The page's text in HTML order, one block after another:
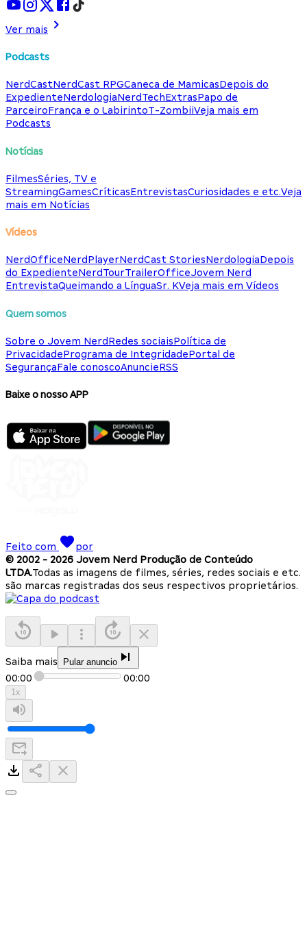
Ver mais
Podcasts
NerdCastNerdCast RPGCaneca de MamicasDepois do
ExpedienteNerdologiaNerdTechExtrasPapo de
ParceiroFrança e o LabirintoT-ZombiiVeja mais em
Podcasts
Notícias
FilmesSéries, TV e
StreamingGamesCríticasEntrevistasCuriosidades e etc.Veja
mais em Notícias
Vídeos
NerdOfficeNerdPlayerNerdCast StoriesNerdologiaDepois
do ExpedienteNerdTourTrailerOfficeJovem Nerd
EntrevistaQueimando a LínguaSr. KVeja mais em Vídeos
Quem somos
Sobre o Jovem NerdRedes sociaisPolítica de
PrivacidadePrograma de IntegridadePortal de
SegurançaFale conoscoAnuncieRSS
Baixe o nosso APP
Feito com
por
© 2002 - 2026 Jovem Nerd Produção de Conteúdo
LTDA.Todas as imagens de filmes, séries, redes sociais e etc.
são marcas registradas dos seus respectivos proprietários.
Saiba mais Pular anuncio
00:00 00:00
1x